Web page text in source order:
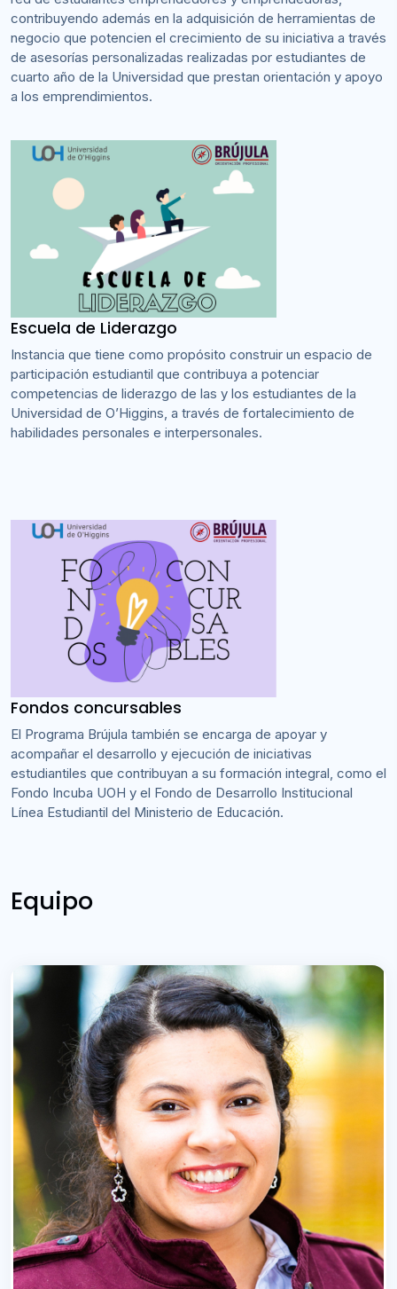
contribuyendo además en la adquisición de herramientas de
negocio que potencien el crecimiento de su iniciativa a través
de asesorías personalizadas realizadas por estudiantes de
cuarto año de la Universidad que prestan orientación y apoyo
a los emprendimientos.
Escuela de Liderazgo
Instancia que tiene como propósito construir un espacio de
participación estudiantil que contribuya a potenciar
competencias de liderazgo de las y los estudiantes de la
Universidad de O’Higgins, a través de fortalecimiento de
habilidades personales e interpersonales.
Fondos concursables
El Programa Brújula también se encarga de apoyar y
acompañar el desarrollo y ejecución de iniciativas
estudiantiles que contribuyan a su formación integral, como el
Fondo Incuba UOH y el Fondo de Desarrollo Institucional
Línea Estudiantil del Ministerio de Educación.
Equipo